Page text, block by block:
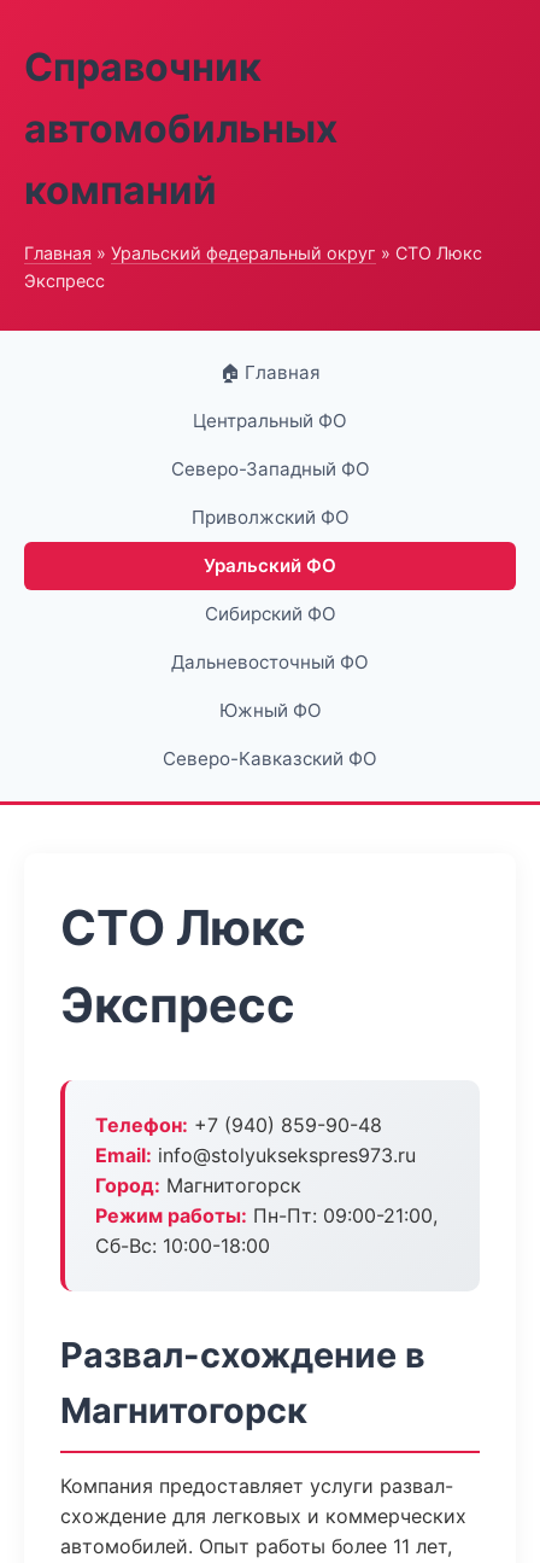
Справочник
автомобильных
компаний
Главная » Уральский федеральный округ » СТО Люкс
Экспресс
🏠 Главная
Центральный ФО
Северо-Западный ФО
Приволжский ФО
Уральский ФО
Сибирский ФО
Дальневосточный ФО
Южный ФО
Северо-Кавказский ФО
СТО Люкс
Экспресс
Телефон: +7 (940) 859-90-48
Email: info@stolyuksekspres973.ru
Город: Магнитогорск
Режим работы: Пн-Пт: 09:00-21:00,
Сб-Вс: 10:00-18:00
Развал-схождение в
Магнитогорск
Компания предоставляет услуги развал-
схождение для легковых и коммерческих
автомобилей. Опыт работы более 11 лет,